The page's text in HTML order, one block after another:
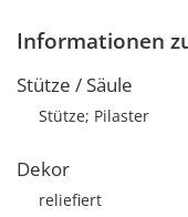
Informationen
Stütze / Säule
Stütze; Pilaster
Dekor
reliefiert